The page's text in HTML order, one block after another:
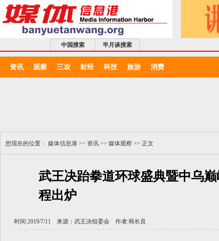
中国搜索 半月谈搜索
资讯 观察 三农 财经 科技 旅游 消费
您现在的位置： 媒体信息港 >> 资讯 >> 媒体观察 >> 正文
武王决跆拳道环球盛典暨中乌
程出炉
时间:2019/7/11 来源： 武王决组委会作者:韩长良